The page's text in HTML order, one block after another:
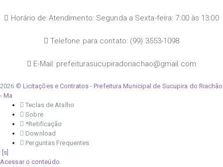
Horário de Atendimento: Segunda a Sexta-feira: 7:00 às 13:00
Telefone para contato: (99) 3553-1098
E-Mail: prefeiturasucupiradoriachao@gmail.com
2026 © Licitações e Contratos - Prefeitura Municipal de Sucupira do Riachão
- Ma
Teclas de Atalho
Sobre
*Retificação
Download
Perguntas Frequentes
Acessar o conteúdo